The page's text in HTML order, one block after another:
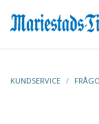
KUNDSERVICE /